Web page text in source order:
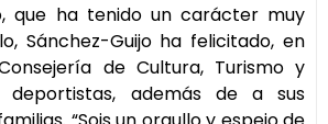
que ha tenido un carácter muy
Sánchez-Guijo ha felicitado, en
de Cultura, Turismo y
además de a sus